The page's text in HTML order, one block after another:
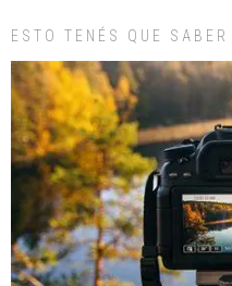
ESTO TENÉS QUE SABER